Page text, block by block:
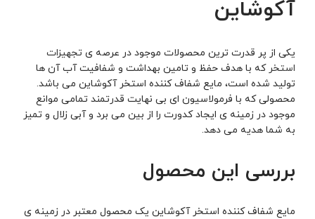
آکوشاین
یکی از پر قدرت ترین محصولات موجود در عرصه یتجهیزات
استخر که با هدف حفظ و تامین بهداشت و شفافیت آب آن ها
تولید شده است، مایع شفاف کننده استخر آکوشاین می باشد.
محصولی که با فرمولاسیون ای بی نهایت قدرتمند تمامی موانع
موجود در زمینه ی ایجاد کدورت را از بین می برد و آبی زلال و تمیز
به شما هدیه می دهد.
بررسی این محصول
مایع شفاف کننده استخر آکوشاین یک محصول معتبر در زمینه ی